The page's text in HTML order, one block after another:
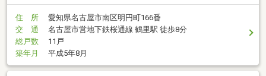
住 所
愛知県名古屋市南区明円町166番
交 通
名古屋市営地下鉄桜通線 鶴里駅 徒歩8分
総戸数
11戸
築年月
平成5年8月